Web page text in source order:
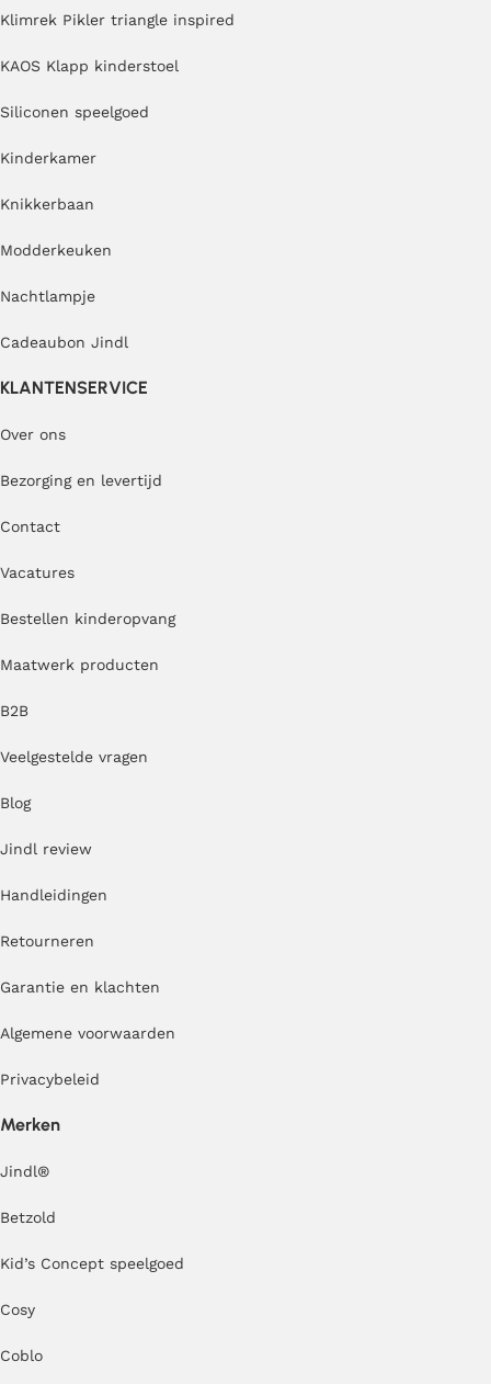
Klimrek Pikler triangle inspired
KAOS Klapp kinderstoel
Siliconen speelgoed
Kinderkamer
Knikkerbaan
Modderkeuken
Nachtlampje
Cadeaubon Jindl
KLANTENSERVICE
Over ons
Bezorging en levertijd
Contact
Vacatures
Bestellen kinderopvang
Maatwerk producten
B2B
Veelgestelde vragen
Blog
Jindl review
Handleidingen
Retourneren
Garantie en klachten
Algemene voorwaarden
Privacybeleid
Merken
Jindl®
Betzold
Kid’s Concept speelgoed
Cosy
Coblo